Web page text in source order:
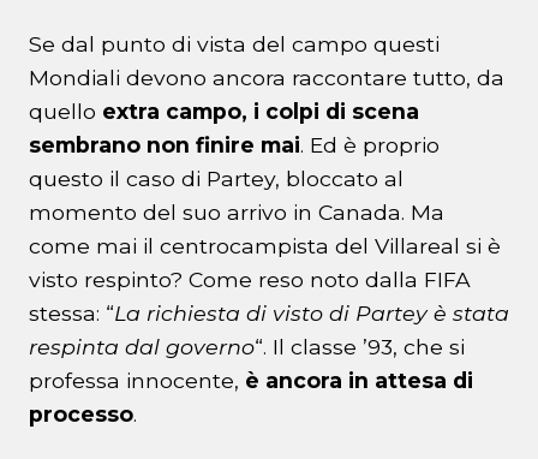
Se dal punto di vista del campo questi
Mondiali devono ancora raccontare tutto, da
quello extra campo, i colpi di scena
sembrano non finire mai. Ed è proprio
questo il caso di Partey, bloccato al
momento del suo arrivo in Canada. Ma
come mai il centrocampista del Villareal si è
visto respinto? Come reso noto dalla FIFA
stessa: “La richiesta di visto di Partey è stata
respinta dal governo“. Il classe ’93, che si
professa innocente, è ancora in attesa di
processo.